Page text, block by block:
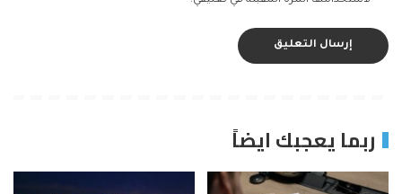
ربما يعجبك ايضاً